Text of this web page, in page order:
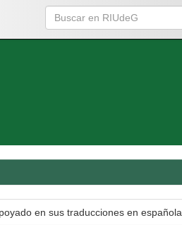
en sus traducciones en española